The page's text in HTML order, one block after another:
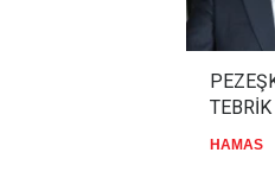
HAMAS